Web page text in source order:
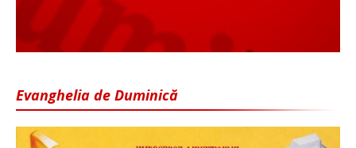
Evanghelia de Duminică